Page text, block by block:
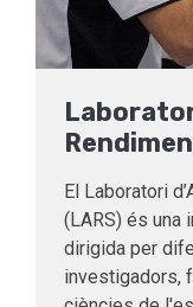
El Laboratori
(LARS) és una
dirigida per
investigadors,